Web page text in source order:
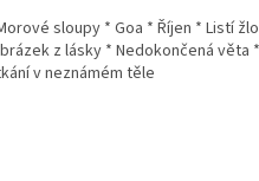
sloupy * Goa * Říjen * Listí
z lásky * Nedokončená
v neznámém těle